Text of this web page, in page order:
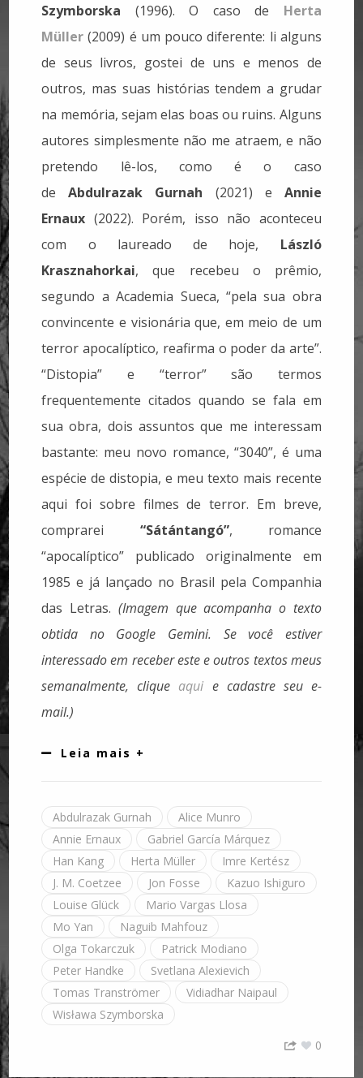
Szymborska (1996). O caso de Herta
Müller (2009) é um pouco diferente: li alguns
de seus livros, gostei de uns e menos de
outros, mas suas histórias tendem a grudar
na memória, sejam elas boas ou ruins. Alguns
autores simplesmente não me atraem, e não
pretendo lê-los, como é o caso
deAbdulrazak Gurnah (2021) e Annie
Ernaux (2022). Porém, isso não aconteceu
com o laureado de hoje, László
Krasznahorkai, que recebeu o prêmio,
segundo a Academia Sueca, “pela sua obra
convincente e visionária que, em meio de um
terror apocalíptico, reafirma o poder da arte”.
“Distopia” e “terror” são termos
frequentemente citados quando se fala em
sua obra, dois assuntos que me interessam
bastante: meu novo romance, “3040”, é uma
espécie de distopia, e meu texto mais recente
aqui foi sobre filmes de terror. Em breve,
comprarei “Sátántangó”, romance
“apocalíptico” publicado originalmente em
1985 e já lançado no Brasil pela Companhia
das Letras. (Imagem que acompanha o texto
obtida no Google Gemini.
Se você estiver
interessado em receber este e outros textos meus
semanalmente, clique aqui e cadastre seu e-
mail.)
Leia mais +
Abdulrazak Gurnah
Alice Munro
Annie Ernaux
Gabriel García Márquez
Han Kang
Herta Müller
Imre Kertész
J. M. Coetzee
Jon Fosse
Kazuo Ishiguro
Louise Glück
Mario Vargas Llosa
Mo Yan
Naguib Mahfouz
Olga Tokarczuk
Patrick Modiano
Peter Handke
Svetlana Alexievich
Tomas Tranströmer
Vidiadhar Naipaul
Wisława Szymborska
0